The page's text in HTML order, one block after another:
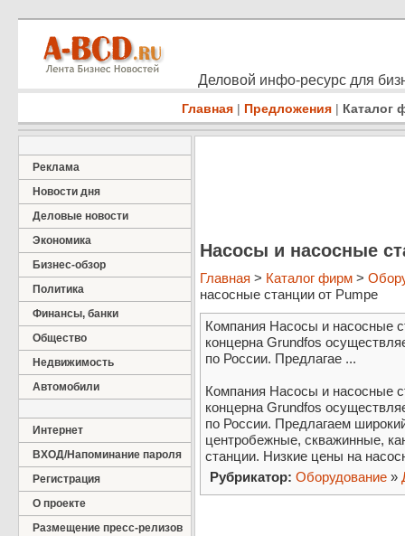
Деловой инфо-ресурс для
Главная | Предложения | Каталог
Реклама
Новости дня
Деловые новости
Экономика
Бизнес-обзор
Политика
Финансы, банки
Общество
Недвижимость
Автомобили
Интернет
ВХОД/Напоминание пароля
Регистрация
О проекте
Размещение пресс-релизов
Насосы и насосные
Главная > Каталог фирм >
насосные станции от Pumpe
Компания Насосы и насосные
концерна Grundfos
по России. Предлагае ...
Компания Насосы и насосные
концерна Grundfos
по России. Предлагаем
центробежные, скважинные,
станции. Низкие цены на
Рубрикатор: Оборудование »